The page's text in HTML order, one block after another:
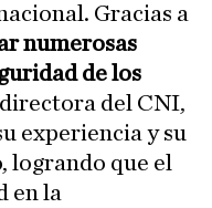
Gracias a
numerosas
de los
del CNI,
experiencia y su
logrando que el
en la